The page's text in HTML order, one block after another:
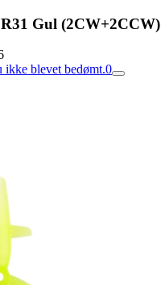
Gul (2CW+2CCW)
ikke blevet bedømt.0